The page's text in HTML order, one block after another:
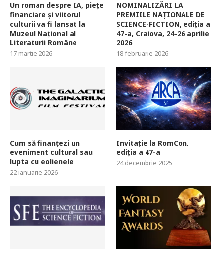
Un roman despre IA, piețe
financiare și viitorul
culturii va fi lansat la
Muzeul Național al
Literaturii Române
17 martie 2026
NOMINALIZĂRI LA
PREMIILE NAȚIONALE DE
SCIENCE-FICTION, ediția a
47-a, Craiova, 24-26 aprilie
2026
18 februarie 2026
Cum să finanțezi un
eveniment cultural sau
lupta cu eolienele
22 ianuarie 2026
Invitație la RomCon,
ediția a 47-a
24 decembrie 2025